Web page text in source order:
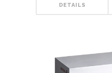
DETAILS